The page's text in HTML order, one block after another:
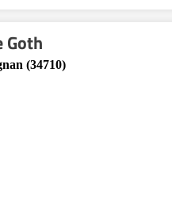
Goth
(34710)